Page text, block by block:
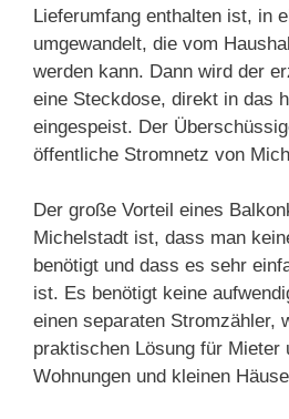
Lieferumfang enthalten ist, in
umgewandelt, die vom
werden kann. Dann wird der
eine Steckdose, direkt in das
eingespeist. Der
öffentliche Stromnetz von
Der große Vorteil eines
Michelstadt ist, dass man
benötigt und dass es sehr
ist. Es benötigt keine
einen separaten Stromzähler,
praktischen Lösung für Mieter
Wohnungen und kleinen